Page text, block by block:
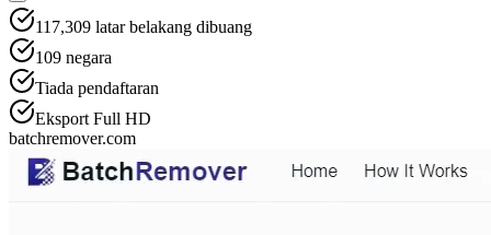
117,309 latar belakang dibuang
109 negara
Tiada pendaftaran
Eksport Full HD
batchremover.com